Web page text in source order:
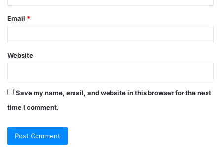
Email *
Website
Save my name, email, and website in this browser for the next
time I comment.